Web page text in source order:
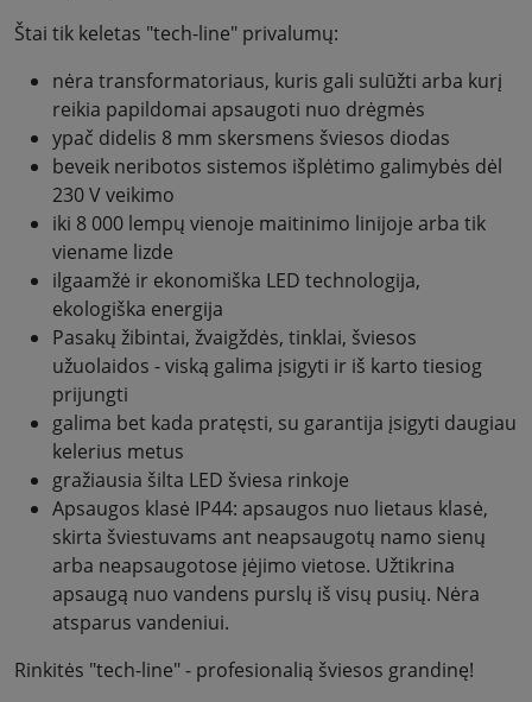
Štai tik keletas "tech-line" privalumų:
nėra transformatoriaus, kuris gali sulūžti arba kurį
reikia papildomai apsaugoti nuo drėgmės
ypač didelis 8 mm skersmens šviesos diodas
beveik neribotos sistemos išplėtimo galimybės dėl
230 V veikimo
iki 8 000 lempų vienoje maitinimo linijoje arba tik
viename lizde
ilgaamžė ir ekonomiška LED technologija,
ekologiška energija
Pasakų žibintai, žvaigždės, tinklai, šviesos
užuolaidos - viską galima įsigyti ir iš karto tiesiog
prijungti
galima bet kada pratęsti, su garantija įsigyti daugiau
kelerius metus
gražiausia šilta LED šviesa rinkoje
Apsaugos klasė IP44: apsaugos nuo lietaus klasė,
skirta šviestuvams ant neapsaugotų namo sienų
arba neapsaugotose įėjimo vietose. Užtikrina
apsaugą nuo vandens purslų iš visų pusių. Nėra
atsparus vandeniui.
Rinkitės "tech-line" - profesionalią šviesos grandinę!